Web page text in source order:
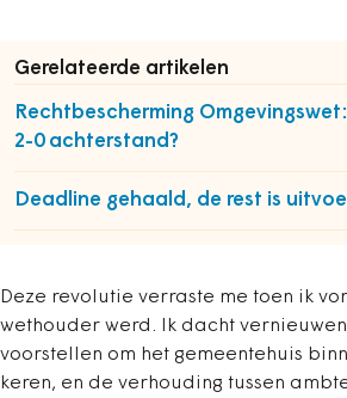
Gerelateerde artikelen
Rechtbescherming
2-0 achterstand?
Deadline gehaald, de rest is
Deze revolutie verraste me toen ik
wethouder werd. Ik dacht
voorstellen om het gemeentehuis
keren, en de verhouding tussen